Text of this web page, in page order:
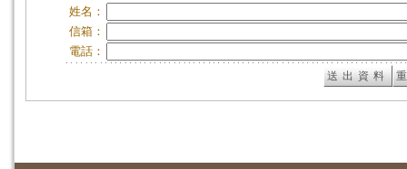
姓名：
信箱：
電話：